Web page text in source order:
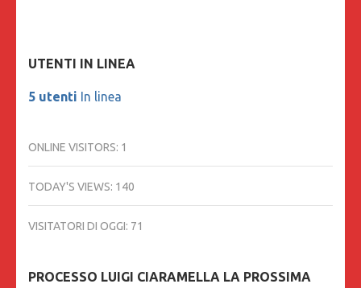
UTENTI IN LINEA
5 utenti In linea
ONLINE VISITORS: 1
TODAY'S VIEWS: 140
VISITATORI DI OGGI: 71
PROCESSO LUIGI CIARAMELLA LA PROSSIMA